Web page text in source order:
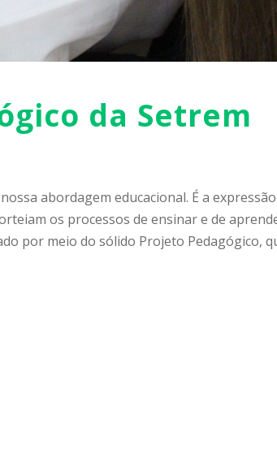
da Setrem
abordagem educacional. É a
os processos de ensinar e de
por meio do sólido Projeto Pedagógico,